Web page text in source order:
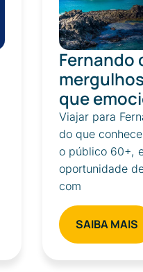
Fernando
que
Viajar para
do que
o público 60+,
oportunidade
com
SAIBA MAIS